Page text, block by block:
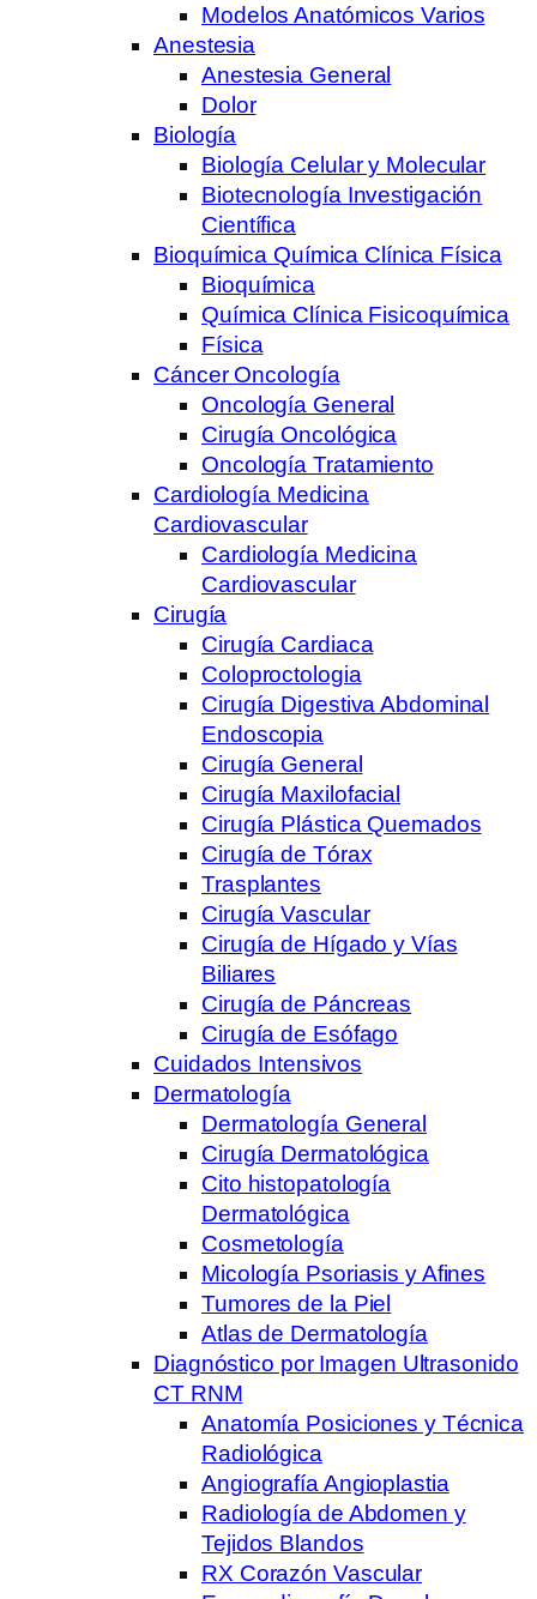
Modelos Anatómicos Varios
Anestesia
Anestesia General
Dolor
Biología
Biología Celular y Molecular
Biotecnología Investigación
Científica
Bioquímica Química Clínica Física
Bioquímica
Química Clínica Fisicoquímica
Física
Cáncer Oncología
Oncología General
Cirugía Oncológica
Oncología Tratamiento
Cardiología Medicina
Cardiovascular
Cardiología Medicina
Cardiovascular
Cirugía
Cirugía Cardiaca
Coloproctologia
Cirugía Digestiva Abdominal
Endoscopia
Cirugía General
Cirugía Maxilofacial
Cirugía Plástica Quemados
Cirugía de Tórax
Trasplantes
Cirugía Vascular
Cirugía de Hígado y Vías
Biliares
Cirugía de Páncreas
Cirugía de Esófago
Cuidados Intensivos
Dermatología
Dermatología General
Cirugía Dermatológica
Cito histopatología
Dermatológica
Cosmetología
Micología Psoriasis y Afines
Tumores de la Piel
Atlas de Dermatología
Diagnóstico por Imagen Ultrasonido
CT RNM
Anatomía Posiciones y Técnica
Radiológica
Angiografía Angioplastia
Radiología de Abdomen y
Tejidos Blandos
RX Corazón Vascular